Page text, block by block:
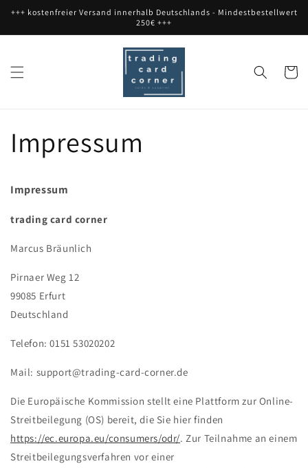
zum
+++ kostenfreier Versand innerhalb Deutschlands - Mindestbestellwert
250€ +++
Impressum
Impressum
trading card corner
Marcus Bräunlich
Pirnaer Weg 12
99085 Erfurt
Deutschland
Telefon: 0151 53020202
Mail: support@trading-card-corner.de
Die Europäische Kommission stellt eine Plattform zur Online-
Streitbeilegung (OS) bereit, die Sie hier finden
https://ec.europa.eu/consumers/odr/. Zur Teilnahme an einem
Streitbeilegungsverfahren vor einer